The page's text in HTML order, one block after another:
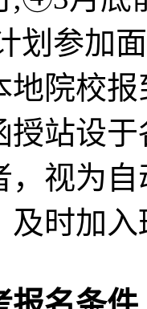
划参加
地院校
授站设
，视为
及时加